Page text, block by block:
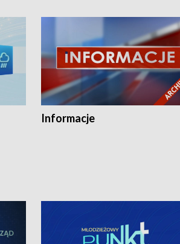
Informacje